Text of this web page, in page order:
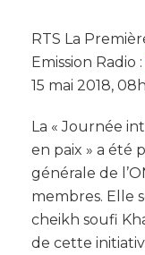
RTS La
Emission Radio :
15 mai 2018,
La « Journée
en paix » a été
générale de
membres. Elle
cheikh soufi
de cette